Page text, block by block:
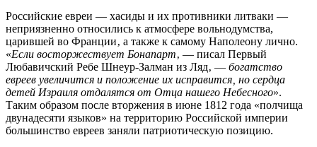
Российские евреи — хасиды и их противники литваки —
неприязненно относились к атмосфере вольнодумства,
царившей во Франции‚ а также к самому Наполеону лично.
«Если восторжествует Бонапарт‚ — писал Первый
Любавичский Ребе Шнеур-Залман из Ляд‚ — богатство
евреев увеличится и положение их исправится‚ но сердца
детей Израиля отдалятся от Отца нашего Небесного».
Таким образом после вторжения в июне 1812 года «полчища
двунадесяти языков» на территорию Российской империи
большинство евреев заняли патриотическую позицию.